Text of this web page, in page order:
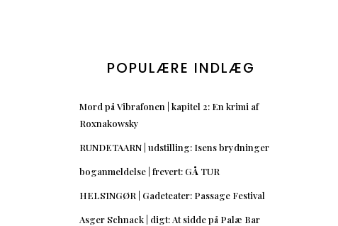
POPULÆRE INDLÆG
Mord på Vibrafonen | kapitel 2: En krimi af
Roxnakowsky
RUNDETAARN | udstilling: Isens brydninger
boganmeldelse | frevert: GÅ TUR
HELSINGØR | Gadeteater: Passage Festival
Asger Schnack | digt: At sidde på Palæ Bar